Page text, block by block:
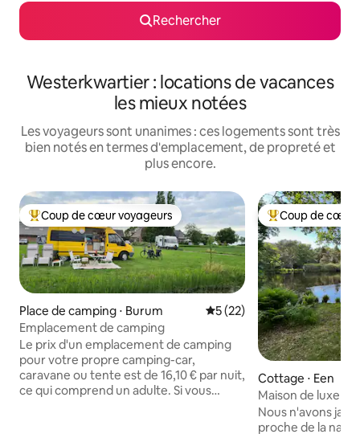
Rechercher
Westerkwartier : locations de vacances
les mieux notées
Les voyageurs sont unanimes : ces logements sont très
bien notés en termes d'emplacement, de propreté et
plus encore.
Coups de cœur voyageurs les plus appréciés
Coup de cœur voyageurs
Place de camping ⋅ Burum Évaluation moyenne sur la
5 (22)
Emplacement de camping
Le prix d'un emplacement de camping
pour votre propre camping-car,
caravane ou tente est de 16,10 € par nuit,
ce qui comprend un adulte. Si vous
Coups de cœur
Coup de cœur
Cottage ⋅ Een
Maison de luxe
2 salles de bain,
Nous n'avons
proche de la